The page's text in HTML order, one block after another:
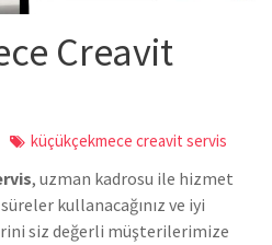
Creavit
küçükçekmece creavit servis
, uzman kadrosu ile hizmet
kullanacağınız ve iyi
siz değerli müşterilerimize